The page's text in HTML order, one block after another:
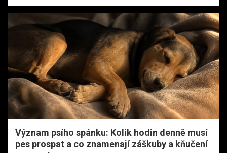
Význam psího spánku: Kolik hodin denně musí
pes prospat a co znamenají záškuby a kňučení